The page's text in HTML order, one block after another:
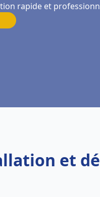
rapide et
et